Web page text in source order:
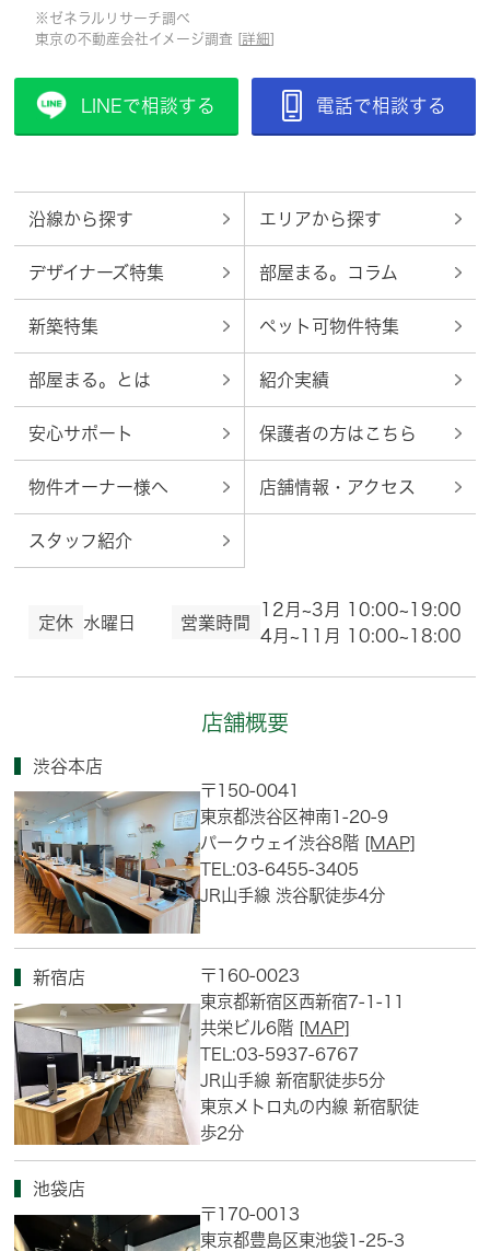
※ゼネラルリサーチ調べ
東京の不動産会社イメージ調査 [ 詳細
LINEで相談する 電話で相談する
沿線から探す エリアから探す
デザイナーズ特集 部屋まる。コラム
新築特集 ペット可物件特集
部屋まる。とは 紹介実績
安心サポート 保護者の方はこちら
物件オーナー様へ 店舗情報・アクセス
スタッフ紹介
定休 水曜日 営業時間
12月~3月 10:00~19:00
4月~11月 10:00~18:00
店舗概要
渋谷本店
〒150-0041
東京都渋谷区神南1-20-9
パークウェイ渋谷8階 [MAP]
TEL:03-6455-3405
JR山手線 渋谷駅徒歩4分
新宿店
〒160-0023
東京都新宿区西新宿7-1-11
共栄ビル6階 [MAP]
TEL:03-5937-6767
JR山手線 新宿駅徒歩5分
東京メトロ丸の内線 新宿駅徒
歩2分
池袋店
〒170-0013
東京都豊島区東池袋1-25-3